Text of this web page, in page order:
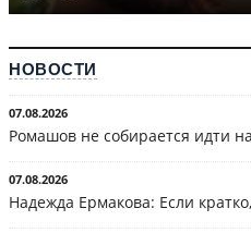
НОВОСТИ
07.08.2026
Ромашов не собирается идти
07.08.2026
Надежда Ермакова: Если